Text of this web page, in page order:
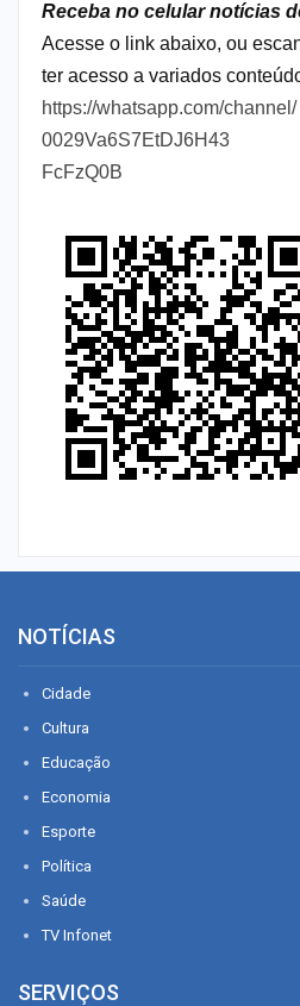
Receba no celular notícias
Acesse o link abaixo, ou
ter acesso a variados
https://whatsapp.com/channel/
0029Va6S7EtDJ6H43
FcFzQ0B
NOTÍCIAS
Cidade
Cultura
Educação
Economia
Esporte
Política
Saúde
TV Infonet
SERVIÇOS